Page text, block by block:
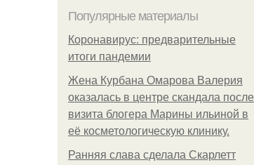
Популярные материалы
Коронавирус: предварительные
итоги пандемии
Жена Курбана Омарова Валерия
оказалась в центре скандала после
визита блогера Марины ильиной в
её косметологическую клинику.
Ранняя слава сделала Скарлетт